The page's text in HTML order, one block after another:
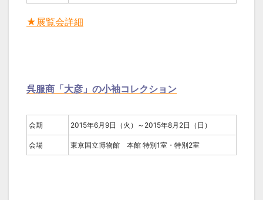
★展覧会詳細
呉服商「大彦」の小袖コレクション
会期 2015年6月9日（火）～2015年8月2日（日）
会場 東京国立博物館 本館 特別1室・特別2室